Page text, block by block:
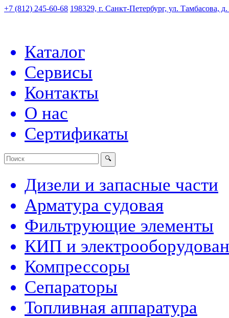
+7 (812) 245-60-68 198329, г. Санкт-Петербург, ул. Тамбасова,
Каталог
Сервисы
Контакты
О нас
Сертификаты
Дизели и запасные части
Арматура судовая
Фильтрующие элементы
КИП и
Компрессоры
Сепараторы
Топливная аппаратура